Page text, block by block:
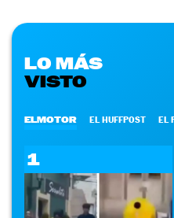
LO MÁS
VISTO
ELMOTOR EL HUFFPOST EL
1